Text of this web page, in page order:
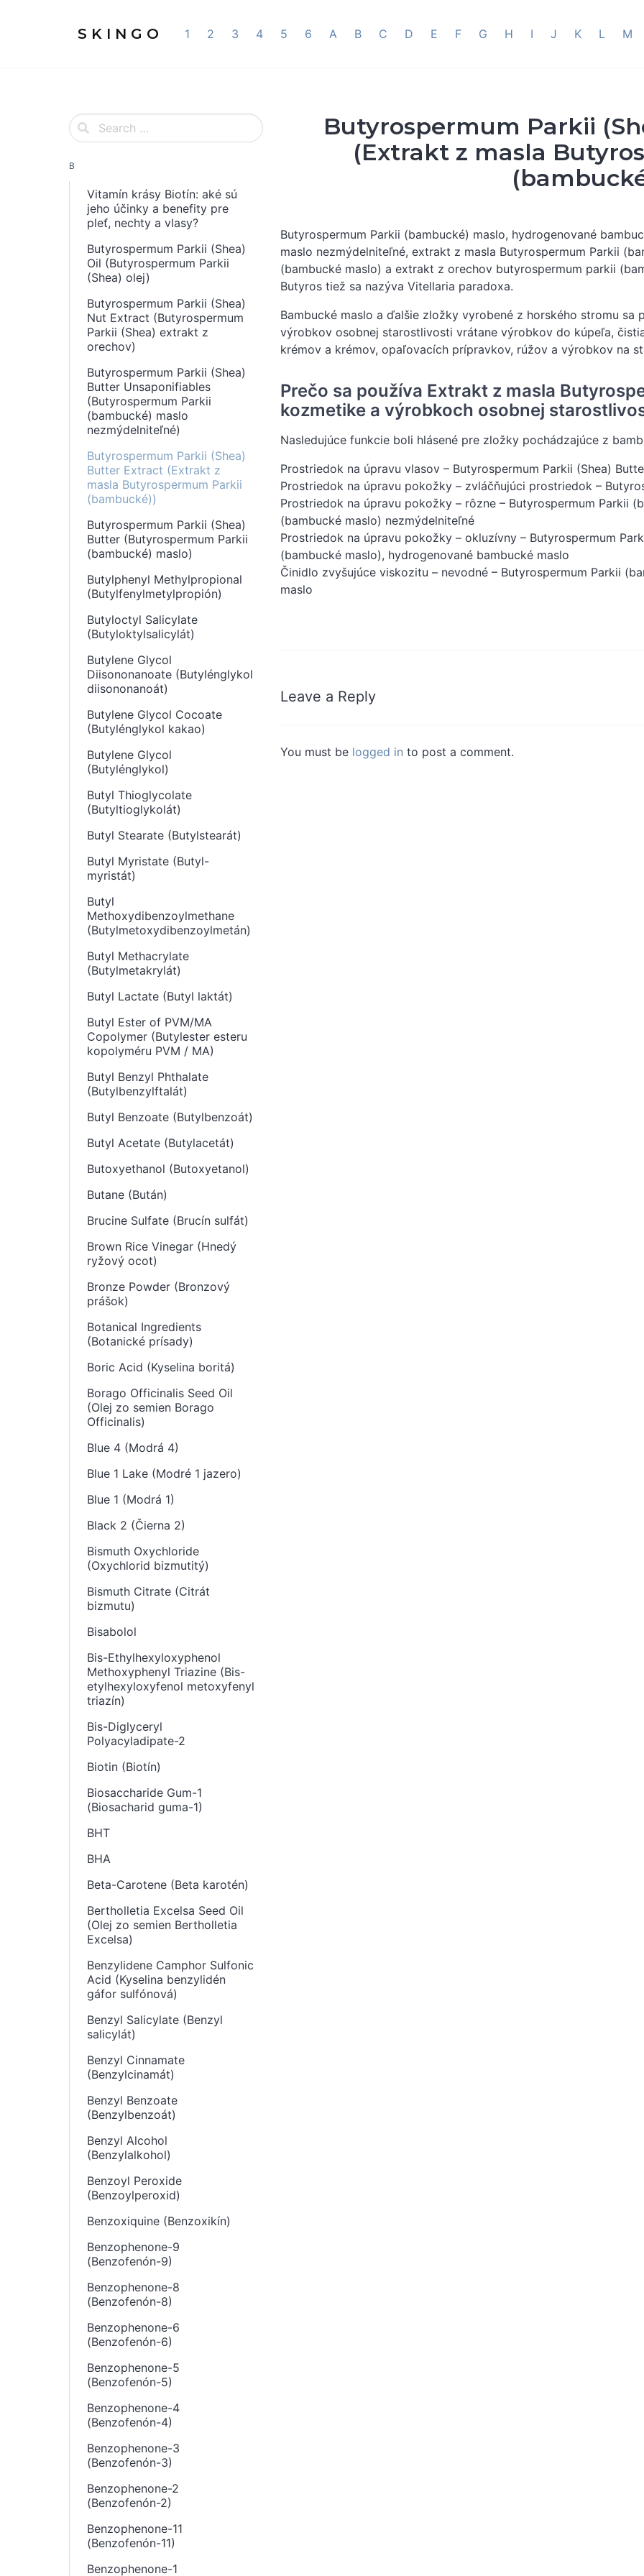
S K I N G O 1 2 3 4 5 6 A B C D E F G H I J K L M
B
Vitamín krásy Biotín: aké sú
jeho účinky a benefity pre
pleť, nechty a vlasy?
Butyrospermum Parkii (Shea)
Oil (Butyrospermum Parkii
(Shea) olej)
Butyrospermum Parkii (Shea)
Nut Extract (Butyrospermum
Parkii (Shea) extrakt z
orechov)
Butyrospermum Parkii (Shea)
Butter Unsaponifiables
(Butyrospermum Parkii
(bambucké) maslo
nezmýdelniteľné)
Butyrospermum Parkii (Shea)
Butter Extract (Extrakt z
masla Butyrospermum Parkii
(bambucké))
Butyrospermum Parkii (Shea)
Butter (Butyrospermum Parkii
(bambucké) maslo)
Butylphenyl Methylpropional
(Butylfenylmetylpropión)
Butyloctyl Salicylate
(Butyloktylsalicylát)
Butylene Glycol
Diisononanoate (Butylénglykol
diisononanoát)
Butylene Glycol Cocoate
(Butylénglykol kakao)
Butylene Glycol
(Butylénglykol)
Butyl Thioglycolate
(Butyltioglykolát)
Butyl Stearate (Butylstearát)
Butyl Myristate (Butyl-
myristát)
Butyl
Methoxydibenzoylmethane
(Butylmetoxydibenzoylmetán)
Butyl Methacrylate
(Butylmetakrylát)
Butyl Lactate (Butyl laktát)
Butyl Ester of PVM/MA
Copolymer (Butylester esteru
kopolyméru PVM / MA)
Butyl Benzyl Phthalate
(Butylbenzylftalát)
Butyl Benzoate (Butylbenzoát)
Butyl Acetate (Butylacetát)
Butoxyethanol (Butoxyetanol)
Butane (Bután)
Brucine Sulfate (Brucín sulfát)
Brown Rice Vinegar (Hnedý
ryžový ocot)
Bronze Powder (Bronzový
prášok)
Botanical Ingredients
(Botanické prísady)
Boric Acid (Kyselina boritá)
Borago Officinalis Seed Oil
(Olej zo semien Borago
Officinalis)
Blue 4 (Modrá 4)
Blue 1 Lake (Modré 1 jazero)
Blue 1 (Modrá 1)
Black 2 (Čierna 2)
Bismuth Oxychloride
(Oxychlorid bizmutitý)
Bismuth Citrate (Citrát
bizmutu)
Bisabolol
Bis-Ethylhexyloxyphenol
Methoxyphenyl Triazine (Bis-
etylhexyloxyfenol metoxyfenyl
triazín)
Bis-Diglyceryl
Polyacyladipate-2
Biotin (Biotín)
Biosaccharide Gum-1
(Biosacharid guma-1)
BHT
BHA
Beta-Carotene (Beta karotén)
Bertholletia Excelsa Seed Oil
(Olej zo semien Bertholletia
Excelsa)
Benzylidene Camphor Sulfonic
Acid (Kyselina benzylidén
gáfor sulfónová)
Benzyl Salicylate (Benzyl
salicylát)
Benzyl Cinnamate
(Benzylcinamát)
Benzyl Benzoate
(Benzylbenzoát)
Benzyl Alcohol
(Benzylalkohol)
Benzoyl Peroxide
(Benzoylperoxid)
Benzoxiquine (Benzoxikín)
Benzophenone-9
(Benzofenón-9)
Benzophenone-8
(Benzofenón-8)
Benzophenone-6
(Benzofenón-6)
Benzophenone-5
(Benzofenón-5)
Benzophenone-4
(Benzofenón-4)
Benzophenone-3
(Benzofenón-3)
Benzophenone-2
(Benzofenón-2)
Benzophenone-11
(Benzofenón-11)
Benzophenone-1
Butyrospermum Parkii
(Extrakt z masla
Butyrospermum Parkii (bambucké) maslo, hydrogenované
maslo nezmýdelniteľné, extrakt z masla Butyrospermum Parkii
(bambucké maslo) a extrakt z orechov butyrospermum parkii
Butyros tiež sa nazýva Vitellaria paradoxa.
Bambucké maslo a ďalšie zložky vyrobené z horského stromu
výrobkov osobnej starostlivosti vrátane výrobkov do kúpeľa,
krémov a krémov, opaľovacích prípravkov, rúžov a výrobkov na
Prečo sa používa Extrakt z masla
kozmetike a výrobkoch osobnej
Nasledujúce funkcie boli hlásené pre zložky pochádzajúce z
Prostriedok na úpravu vlasov – Butyrospermum Parkii (Shea)
Prostriedok na úpravu pokožky – zvláčňujúci prostriedok –
Prostriedok na úpravu pokožky – rôzne – Butyrospermum Parkii
(bambucké maslo) nezmýdelniteľné
Prostriedok na úpravu pokožky – okluzívny – Butyrospermum
(bambucké maslo), hydrogenované bambucké maslo
Činidlo zvyšujúce viskozitu – nevodné – Butyrospermum Parkii
maslo
Leave a Reply
You must be logged in to post a comment.